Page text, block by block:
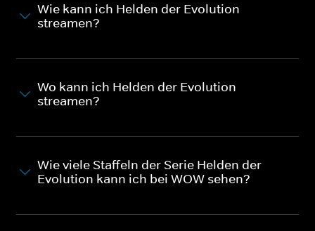
Wie kann ich Helden der Evolution
streamen?
Wo kann ich Helden der Evolution
streamen?
Wie viele Staffeln der Serie Helden der
Evolution kann ich bei WOW sehen?